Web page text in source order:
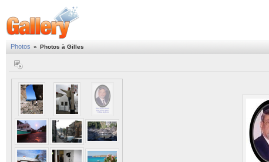
Photos » Photos à Gilles